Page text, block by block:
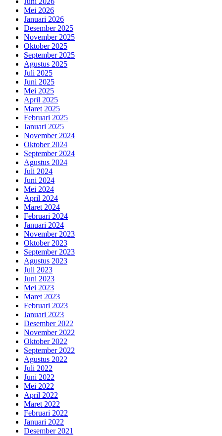
Mei 2026
Januari 2026
Desember 2025
November 2025
Oktober 2025
September 2025
Agustus 2025
Juli 2025
Juni 2025
Mei 2025
April 2025
Maret 2025
Februari 2025
Januari 2025
November 2024
Oktober 2024
September 2024
Agustus 2024
Juli 2024
Juni 2024
Mei 2024
April 2024
Maret 2024
Februari 2024
Januari 2024
November 2023
Oktober 2023
September 2023
Agustus 2023
Juli 2023
Juni 2023
Mei 2023
Maret 2023
Februari 2023
Januari 2023
Desember 2022
November 2022
Oktober 2022
September 2022
Agustus 2022
Juli 2022
Juni 2022
Mei 2022
April 2022
Maret 2022
Februari 2022
Januari 2022
Desember 2021